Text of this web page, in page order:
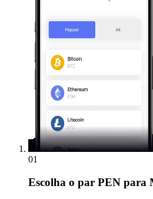
01
Escolha o par PEN para